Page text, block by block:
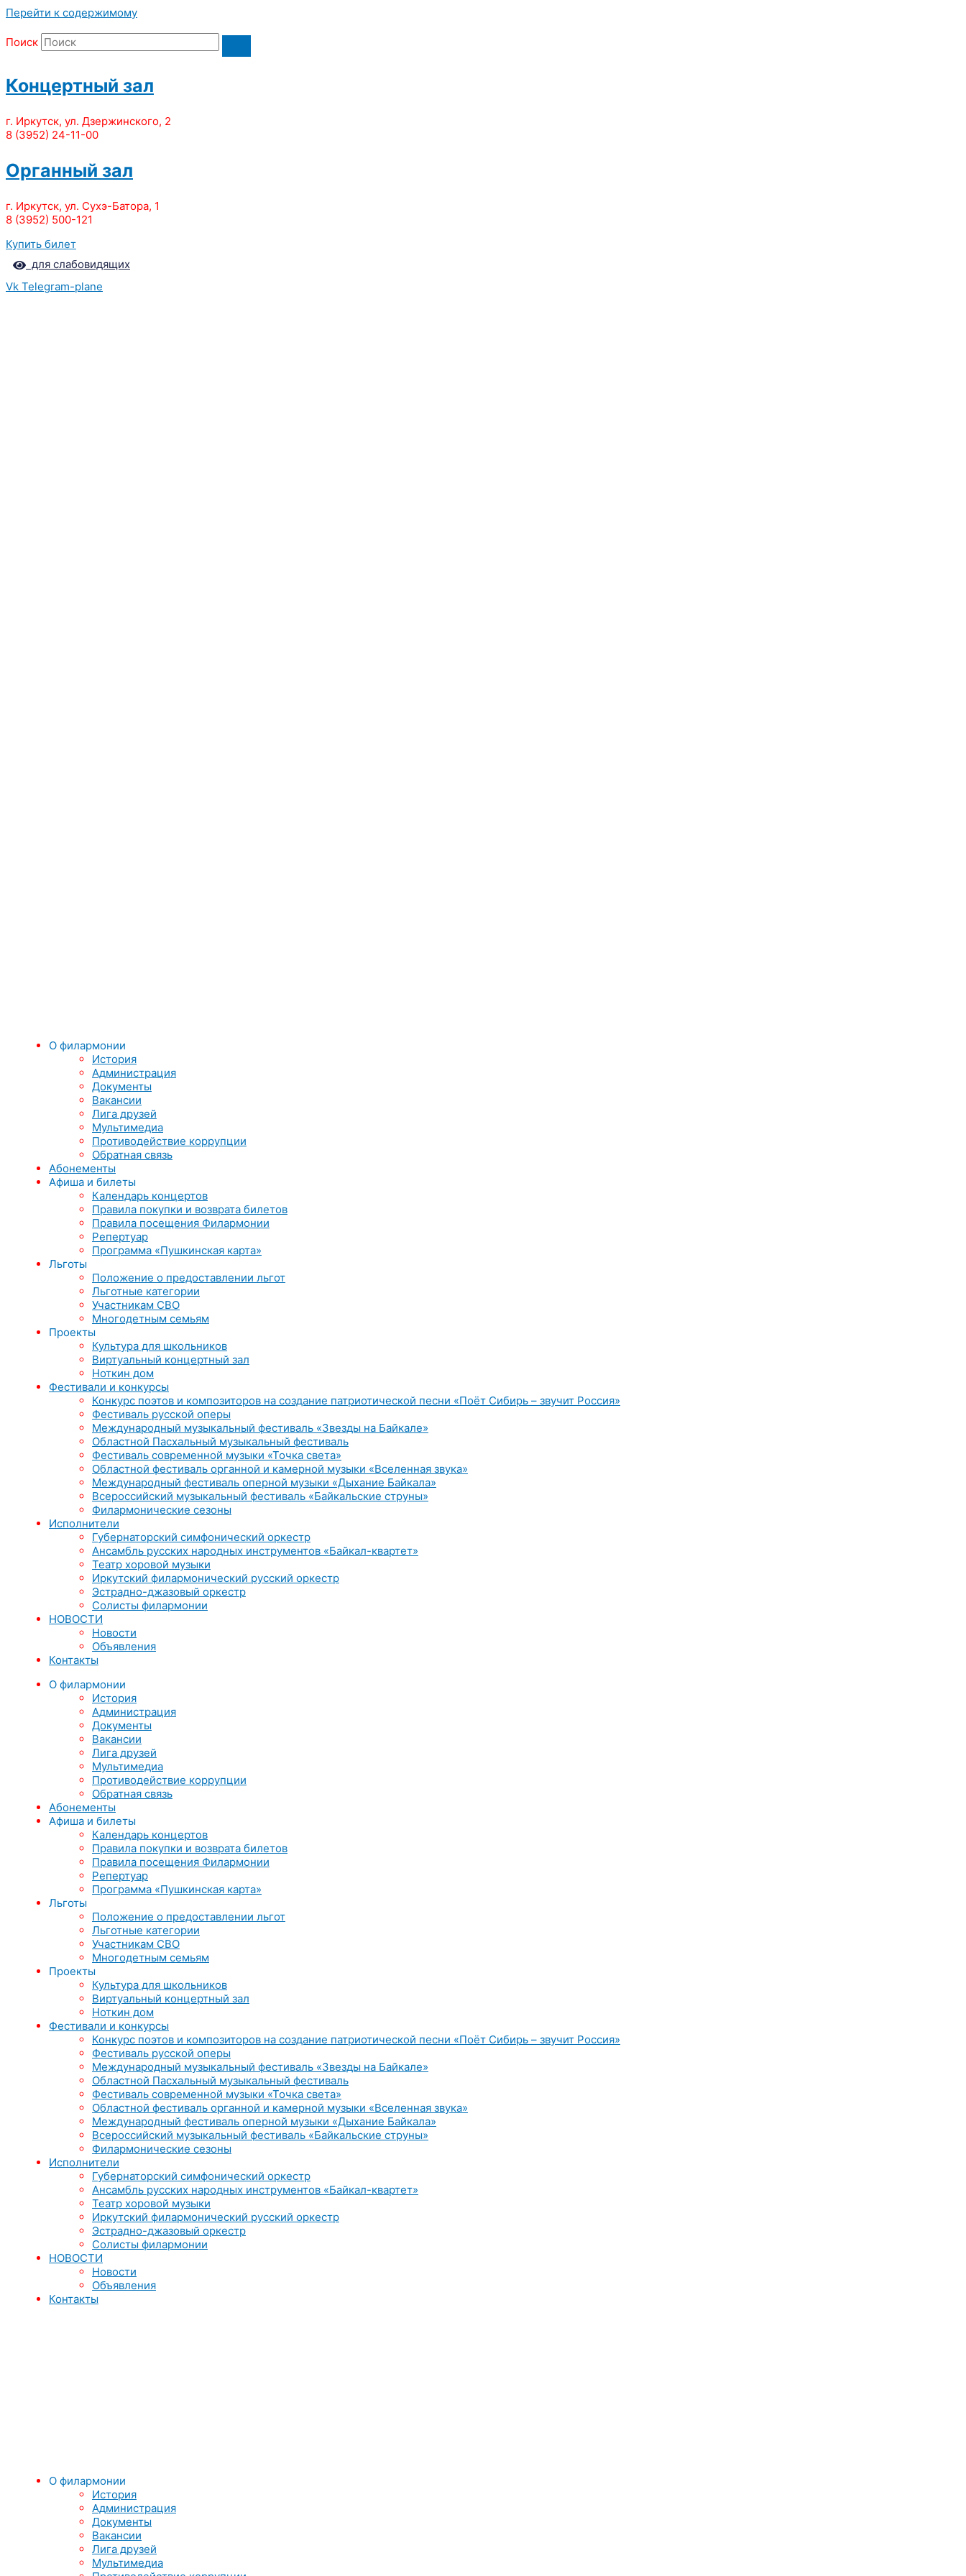
Перейти к содержимому
Поиск
Концертный зал
г. Иркутск, ул. Дзержинского, 2
8 (3952) 24-11-00
Органный зал
г. Иркутск, ул. Сухэ-Батора, 1
8 (3952) 500-121
Купить билет
для слабовидящих
Vk Telegram-plane
О филармонии
История
Администрация
Документы
Вакансии
Лига друзей
Мультимедиа
Противодействие коррупции
Обратная связь
Абонементы
Афиша и билеты
Календарь концертов
Правила покупки и возврата билетов
Правила посещения Филармонии
Репертуар
Программа «Пушкинская карта»
Льготы
Положение о предоставлении льгот
Льготные категории
Участникам СВО
Многодетным семьям
Проекты
Культура для школьников
Виртуальный концертный зал
Ноткин дом
Фестивали и конкурсы
Конкурс поэтов и композиторов на создание патриотической песни «Поёт Сибирь – звучит Россия»
Фестиваль русской оперы
Международный музыкальный фестиваль «Звезды на Байкале»
Областной Пасхальный музыкальный фестиваль
Фестиваль современной музыки «Точка света»
Областной фестиваль органной и камерной музыки «Вселенная звука»
Международный фестиваль оперной музыки «Дыхание Байкала»
Всероссийский музыкальный фестиваль «Байкальские струны»
Филармонические сезоны
Исполнители
Губернаторский симфонический оркестр
Ансамбль русских народных инструментов «Байкал-квартет»
Театр хоровой музыки
Иркутский филармонический русский оркестр
Эстрадно-джазовый оркестр
Солисты филармонии
НОВОСТИ
Новости
Объявления
Контакты
О филармонии
История
Администрация
Документы
Вакансии
Лига друзей
Мультимедиа
Противодействие коррупции
Обратная связь
Абонементы
Афиша и билеты
Календарь концертов
Правила покупки и возврата билетов
Правила посещения Филармонии
Репертуар
Программа «Пушкинская карта»
Льготы
Положение о предоставлении льгот
Льготные категории
Участникам СВО
Многодетным семьям
Проекты
Культура для школьников
Виртуальный концертный зал
Ноткин дом
Фестивали и конкурсы
Конкурс поэтов и композиторов на создание патриотической песни «Поёт Сибирь – звучит Россия»
Фестиваль русской оперы
Международный музыкальный фестиваль «Звезды на Байкале»
Областной Пасхальный музыкальный фестиваль
Фестиваль современной музыки «Точка света»
Областной фестиваль органной и камерной музыки «Вселенная звука»
Международный фестиваль оперной музыки «Дыхание Байкала»
Всероссийский музыкальный фестиваль «Байкальские струны»
Филармонические сезоны
Исполнители
Губернаторский симфонический оркестр
Ансамбль русских народных инструментов «Байкал-квартет»
Театр хоровой музыки
Иркутский филармонический русский оркестр
Эстрадно-джазовый оркестр
Солисты филармонии
НОВОСТИ
Новости
Объявления
Контакты
О филармонии
История
Администрация
Документы
Вакансии
Лига друзей
Мультимедиа